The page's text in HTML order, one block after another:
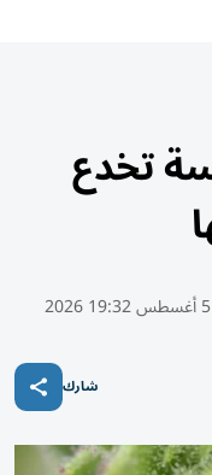
تخدع
5 أغسطس 19:32 2026
شارك